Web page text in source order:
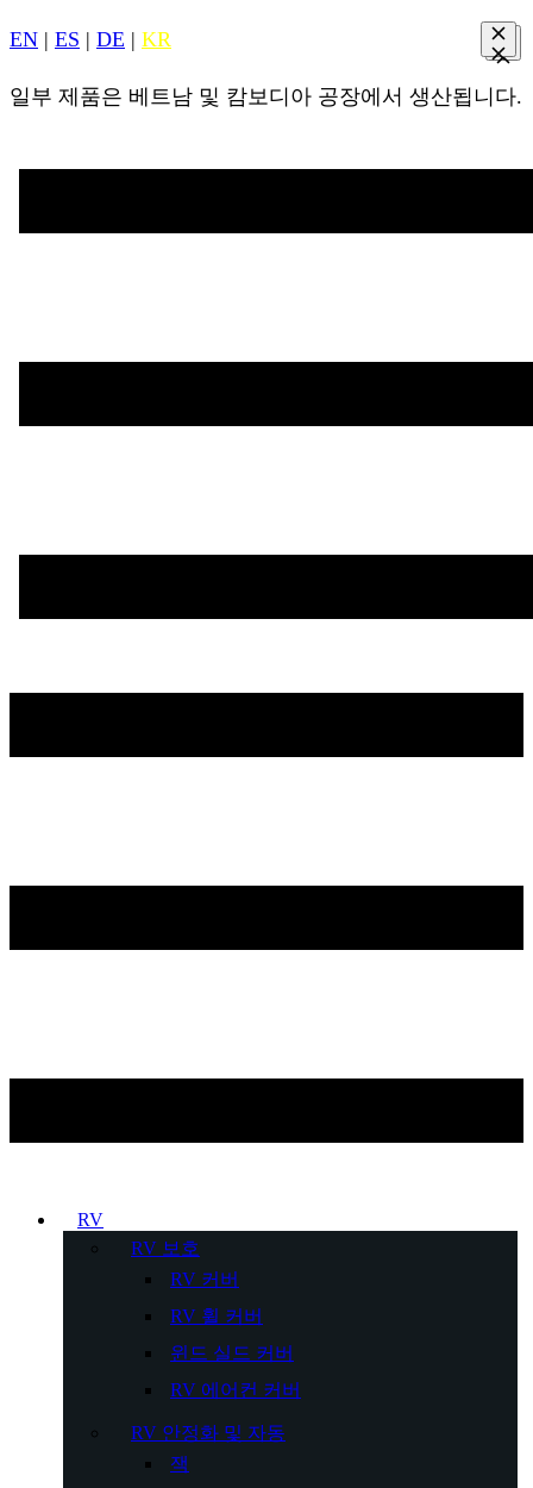
EN | ES | DE | KR
일부 제품은 베트남 및 캄보디아 공장에서 생산됩니다.
RV
RV 보호
RV 커버
RV 휠 커버
윈드 실드 커버
RV 에어컨 커버
RV 안정화 및 자동
잭